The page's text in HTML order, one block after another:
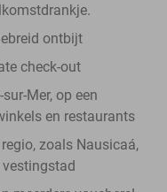
ontbijt
check-out
Mer, op een
en restaurants
zoals Nausicaá,
vestingstad